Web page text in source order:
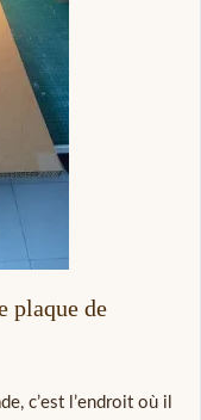
plaque de
c’est l’endroit où il